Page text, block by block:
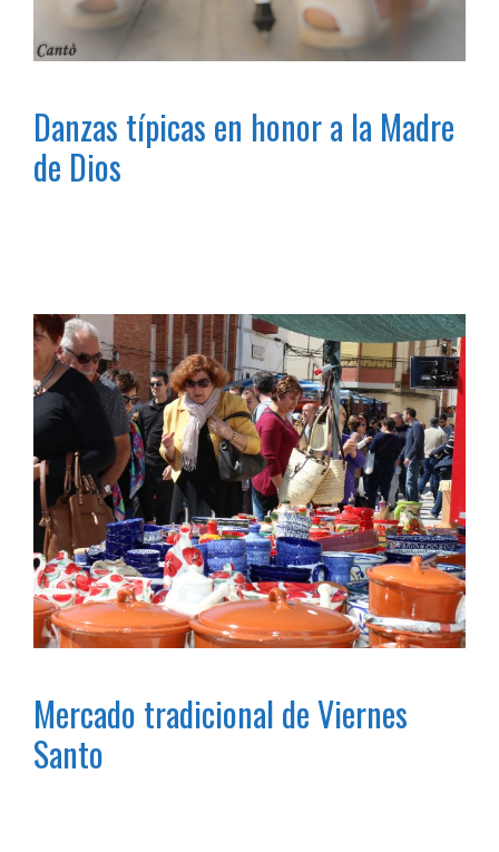
Danzas típicas en honor a la Madre
de Dios
Mercado tradicional de Viernes
Santo